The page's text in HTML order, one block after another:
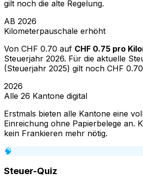
gilt noch die alte Regelung.
AB 2026
Kilometerpauschale erhöht
Von CHF 0.70 auf CHF 0.75 pro
Steuerjahr 2026. Für die aktuelle
(Steuerjahr 2025) gilt noch CHF
2026
Alle 26 Kantone digital
Erstmals bieten alle Kantone eine
Einreichung ohne Papierbelege an.
kein Frankieren mehr nötig.
🧠
Steuer-Quiz